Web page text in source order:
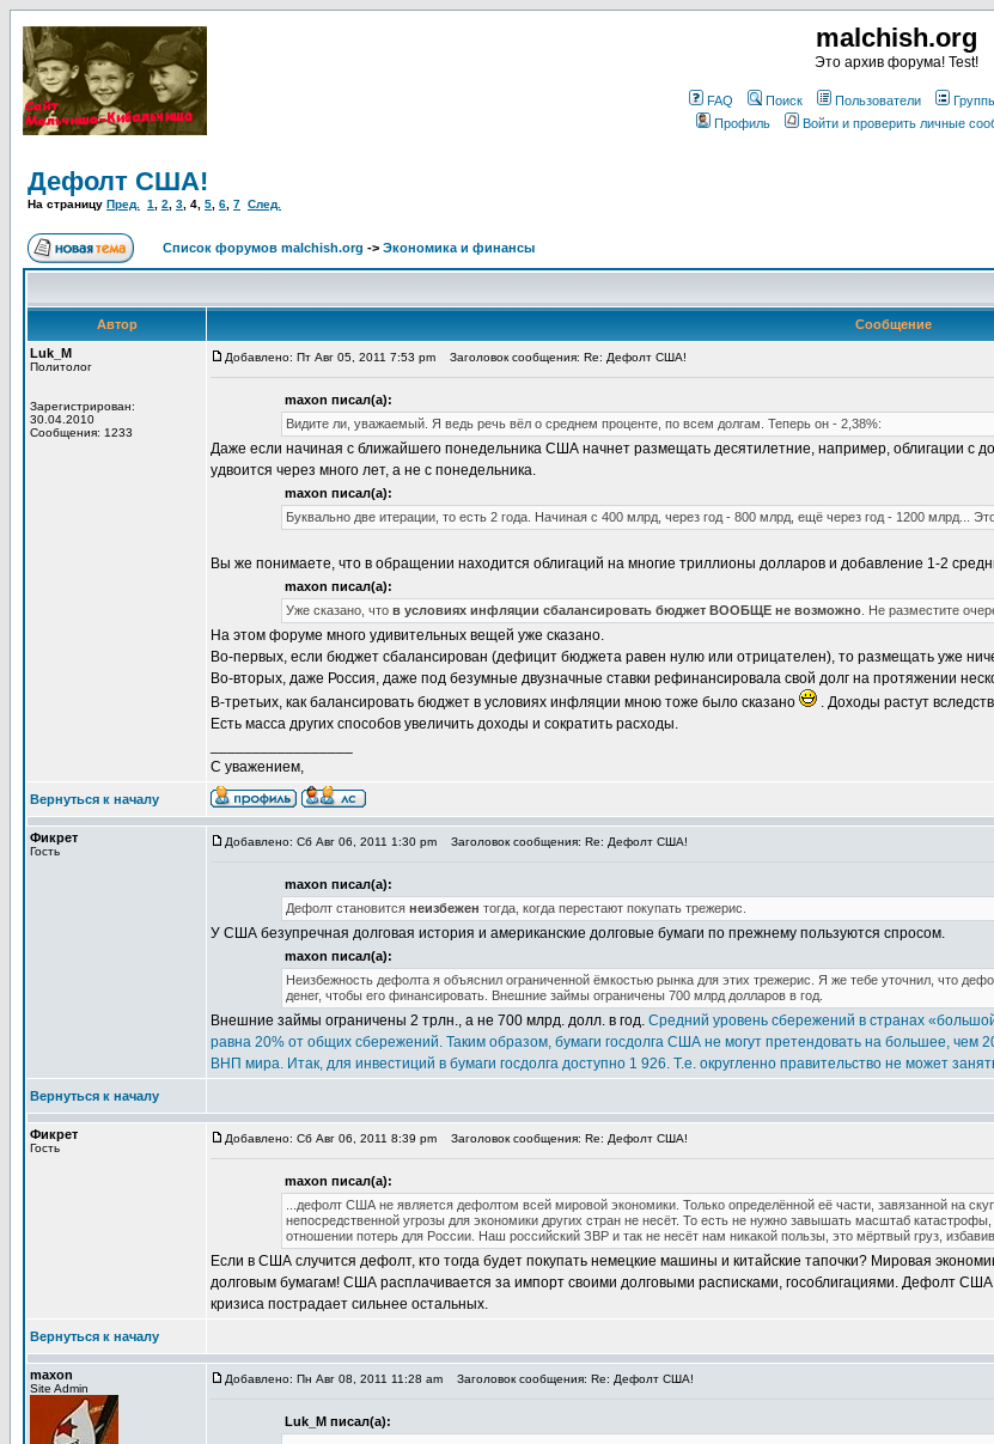
malchish.org
Это архив форума! Test!
FAQ Поиск Пользователи
Профиль
Войти и проверить личные
Дефолт США!
На страницу Пред. 1 2 3 4 5 6 7 След.
Список форумов malchish.org -> Экономика и финансы
Автор
Сообщение
Luk_M
Политолог
Зарегистрирован:
30.04.2010
Сообщения: 1233
Добавлено: Пт Авг 05, 2011 7:53 pm Заголовок сообщения: Re: Дефолт США!
maxon писал(а):
Видите ли, уважаемый. Я ведь речь вёл о среднем проценте, по всем долгам. Теперь он - 2,38%:
Даже если начиная с ближайшего понедельника США начнет размещать десятилетние, например, облигации с
удвоится через много лет, а не с понедельника.
maxon писал(а):
Буквально две итерации, то есть 2 года. Начиная с 400 млрд, через год - 800 млрд, ещё через год - 1200 млрд...
Вы же понимаете, что в обращении находится облигаций на многие триллионы долларов и добавление 1-2
maxon писал(а):
Уже сказано, что в условиях инфляции сбалансировать бюджет ВООБЩЕ не возможно. Не разместите
На этом форуме много удивительных вещей уже сказано.
Во-первых, если бюджет сбалансирован (дефицит бюджета равен нулю или отрицателен), то размещать уже
Во-вторых, даже Россия, даже под безумные двузначные ставки рефинансировала свой долг на протяжении
В-третьих, как балансировать бюджет в условиях инфляции мною тоже было сказано
. Доходы растут
Есть масса других способов увеличить доходы и сократить расходы.
С уважением,
Вернуться к началу
Фикрет
Гость
Добавлено: Сб Авг 06, 2011 1:30 pm Заголовок сообщения: Re: Дефолт США!
maxon писал(а):
Дефолт становится неизбежен тогда, когда перестают покупать трежерис.
У США безупречная долговая история и американские долговые бумаги по прежнему пользуются спросом.
maxon писал(а):
Неизбежность дефолта я объяснил ограниченной ёмкостью рынка для этих трежерис. Я же тебе уточнил, что
денег, чтобы его финансировать. Внешние займы ограничены 700 млрд долларов в год.
Внешние займы ограничены 2 трлн., а не 700 млрд. долл. в год. Средний уровень сбережений в странах
равна 20% от общих сбережений. Таким образом, бумаги госдолга США не могут претендовать на большее,
ВНП мира. Итак, для инвестиций в бумаги госдолга доступно 1 926. Т.е. округленно правительство не может
Вернуться к началу
Фикрет
Гость
Добавлено: Сб Авг 06, 2011 8:39 pm Заголовок сообщения: Re: Дефолт США!
maxon писал(а):
...дефолт США не является дефолтом всей мировой экономики. Только определённой её части, завязанной на
непосредственной угрозы для экономики других стран не несёт. То есть не нужно завышать масштаб
отношении потерь для России. Наш российский ЗВР и так не несёт нам никакой пользы, это мёртвый груз,
Если в США случится дефолт, кто тогда будет покупать немецкие машины и китайские тапочки? Мировая
долговым бумагам! США расплачивается за импорт своими долговыми расписками, гособлигациями. Дефолт США
кризиса пострадает сильнее остальных.
Вернуться к началу
maxon
Site Admin
Добавлено: Пн Авг 08, 2011 11:28 am Заголовок сообщения: Re: Дефолт США!
Luk_M писал(а):